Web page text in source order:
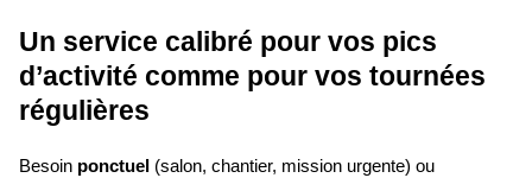
Un service calibré pour vos pics
d’activité comme pour vos tournées
régulières
Besoin ponctuel (salon, chantier, mission urgente) ou